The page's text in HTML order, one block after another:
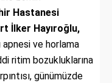
Hastanesi
İlker Hayıroğlu,
ve horlama
ritim bozukluklarına
günümüzde